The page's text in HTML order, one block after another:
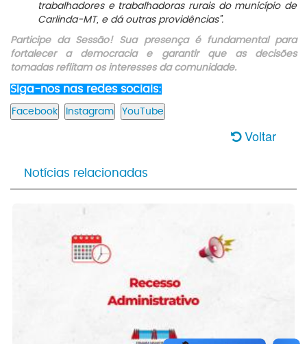
trabalhadores e trabalhadoras rurais do município de
Carlinda-MT, e dá outras providências”.
Participe da Sessão! Sua presença é fundamental para
fortalecer a democracia e garantir que as decisões
tomadas reflitam os interesses da comunidade.
Siga-nos nas redes sociais:
Voltar
Notícias relacionadas